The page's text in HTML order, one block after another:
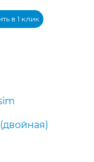
в 1 клик
(двойная)